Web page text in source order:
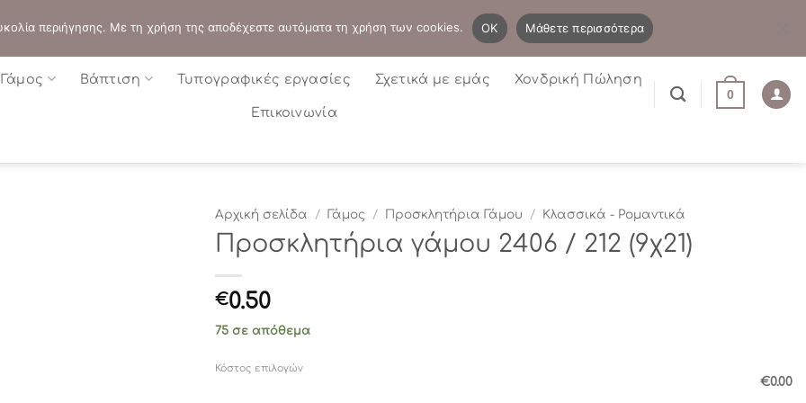
Η λίστα μου Newsletter
Γάμος Βάπτιση Τυπογραφικές εργασίες Σχετικά με εμάς Χονδρική Πώληση
Επικοινωνία
0
Αρχική σελίδα / Γάμος / Προσκλητήρια Γάμου / Κλασσικά - Ρομαντικά
Προσκλητήρια γάμου 2406 / 212 (9χ21)
€0.50
75 σε απόθεμα
Κόστος επιλογών
€0.00
περιήγησης. Με τη χρήση της αποδέχεστε αυτόματα τη χρήση των cookies. OK Μάθετε περισσότερα